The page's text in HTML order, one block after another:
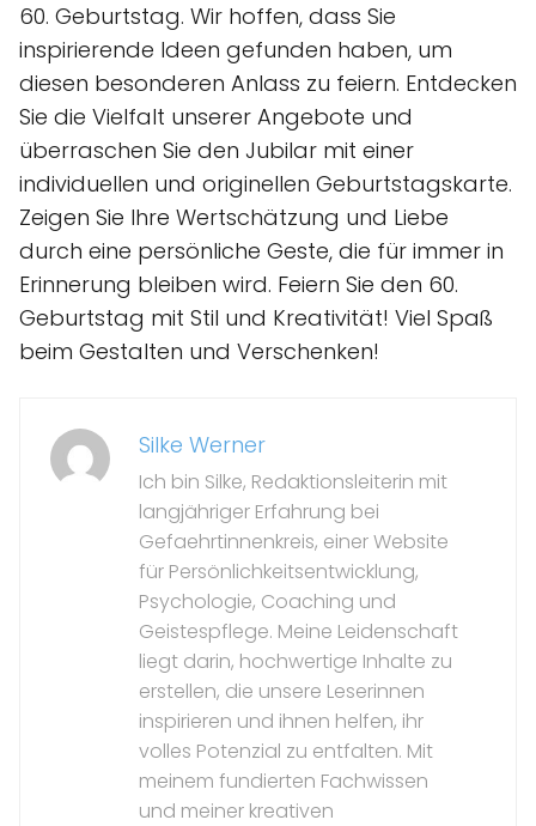
60. Geburtstag. Wir hoffen, dass Sie
inspirierende Ideen gefunden haben, um
diesen besonderen Anlass zu feiern. Entdecken
Sie die Vielfalt unserer Angebote und
überraschen Sie den Jubilar mit einer
individuellen und originellen Geburtstagskarte.
Zeigen Sie Ihre Wertschätzung und Liebe
durch eine persönliche Geste, die für immer in
Erinnerung bleiben wird. Feiern Sie den 60.
Geburtstag mit Stil und Kreativität! Viel Spaß
beim Gestalten und Verschenken!
Silke Werner
Ich bin Silke, Redaktionsleiterin mit
langjähriger Erfahrung bei
Gefaehrtinnenkreis, einer Website
für Persönlichkeitsentwicklung,
Psychologie, Coaching und
Geistespflege. Meine Leidenschaft
liegt darin, hochwertige Inhalte zu
erstellen, die unsere Leserinnen
inspirieren und ihnen helfen, ihr
volles Potenzial zu entfalten. Mit
meinem fundierten Fachwissen
und meiner kreativen